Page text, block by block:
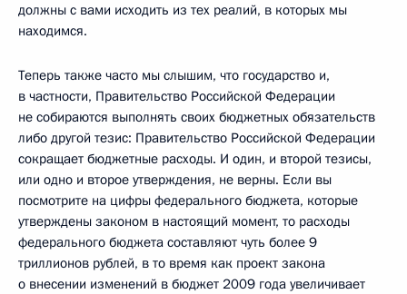
должны с вами исходить из тех реалий, в которых мы
находимся.
Теперь также часто мы слышим, что государство и,
в частности, Правительство Российской Федерации
не собираются выполнять своих бюджетных обязательств
либо другой тезис: Правительство Российской Федерации
сокращает бюджетные расходы. И один, и второй тезисы,
или одно и второе утверждения, не верны. Если вы
посмотрите на цифры федерального бюджета, которые
утверждены законом в настоящий момент, то расходы
федерального бюджета составляют чуть более 9
триллионов рублей, в то время как проект закона
о внесении изменений в бюджет 2009 года увеличивает